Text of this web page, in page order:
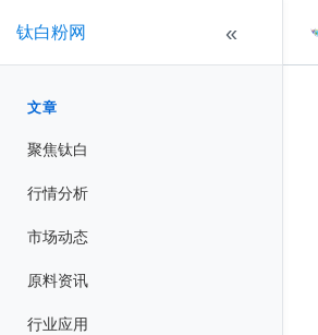
钛白粉网 «
文章
聚焦钛白
行情分析
市场动态
原料资讯
行业应用